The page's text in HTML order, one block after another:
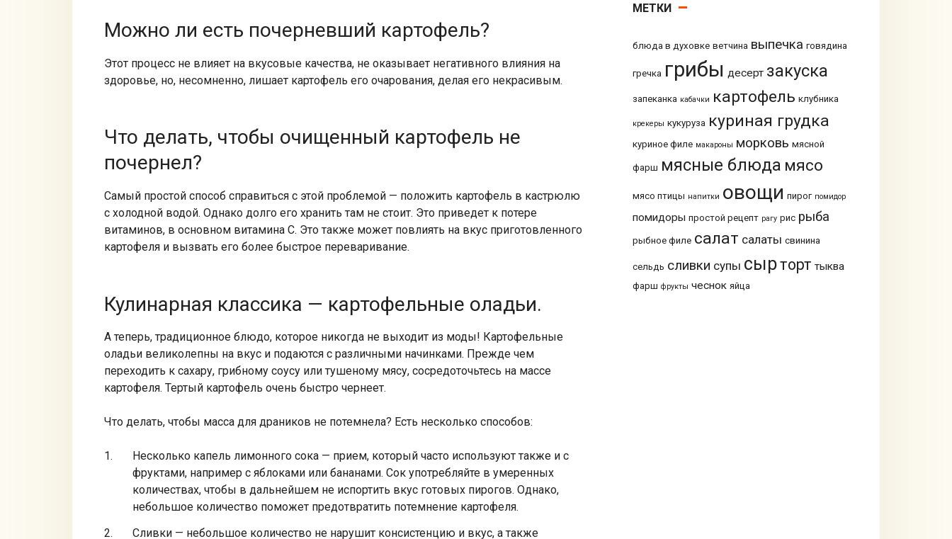
Можно ли есть почерневший картофель?
Этот процесс не влияет на вкусовые качества, не оказывает негативного влияния на
здоровье, но, несомненно, лишает картофель его очарования, делая его некрасивым.
Что делать, чтобы очищенный картофель не
почернел?
Самый простой способ справиться с этой проблемой — положить картофель в кастрюлю
с холодной водой. Однако долго его хранить там не стоит. Это приведет к потере
витаминов, в основном витамина С. Это также может повлиять на вкус приготовленного
картофеля и вызвать его более быстрое переваривание.
Кулинарная классика — картофельные оладьи.
А теперь, традиционное блюдо, которое никогда не выходит из моды! Картофельные
оладьи великолепны на вкус и подаются с различными начинками. Прежде чем
переходить к сахару, грибному соусу или тушеному мясу, сосредоточьтесь на массе
картофеля. Тертый картофель очень быстро чернеет.
Что делать, чтобы масса для драников не потемнела? Есть несколько способов:
Несколько капель лимонного сока — прием, который часто используют также и с
фруктами, например с яблоками или бананами. Сок употребляйте в умеренных
количествах, чтобы в дальнейшем не испортить вкус готовых пирогов. Однако,
небольшое количество поможет предотвратить потемнение картофеля.
Сливки — небольшое количество не нарушит консистенцию и вкус, а также
МЕТКИ
блюда в духовке ветчина выпечка говядина
гречка грибы десерт закуска
запеканка кабачки картофель клубника
крекеры кукуруза куриная грудка
куриное филе макароны морковь мясной
фарш мясные блюда мясо
мясо птицы напитки овощи пирог помидор
помидоры простой рецепт рагу рис рыба
рыбное филе салат салаты свинина
сельдь сливки супы сырторт тыква
фарш фрукты чеснок яйца